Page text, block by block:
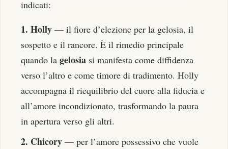
indicati:
1. Holly — il fiore d’elezione per la gelosia, il
sospetto e il rancore. È il rimedio principale
quando la gelosia si manifesta come diffidenza
verso l’altro e come timore di tradimento. Holly
accompagna il riequilibrio del cuore alla fiducia e
all’amore incondizionato, trasformando la paura
in apertura verso gli altri.
2. Chicory — per l’amore possessivo che vuole